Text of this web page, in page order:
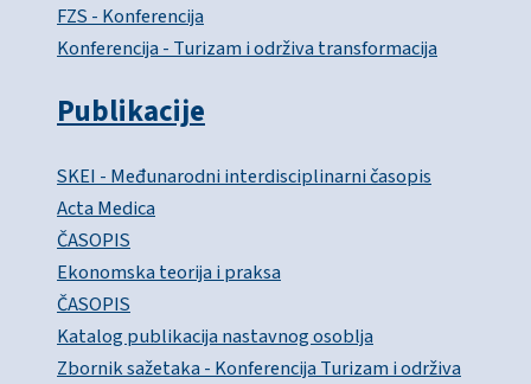
FZS - Konferencija
Konferencija - Turizam i održiva transformacija
Publikacije
SKEI - Međunarodni interdisciplinarni časopis
Acta Medica
ČASOPIS
Ekonomska teorija i praksa
ČASOPIS
Katalog publikacija nastavnog osoblja
Zbornik sažetaka - Konferencija Turizam i održiva